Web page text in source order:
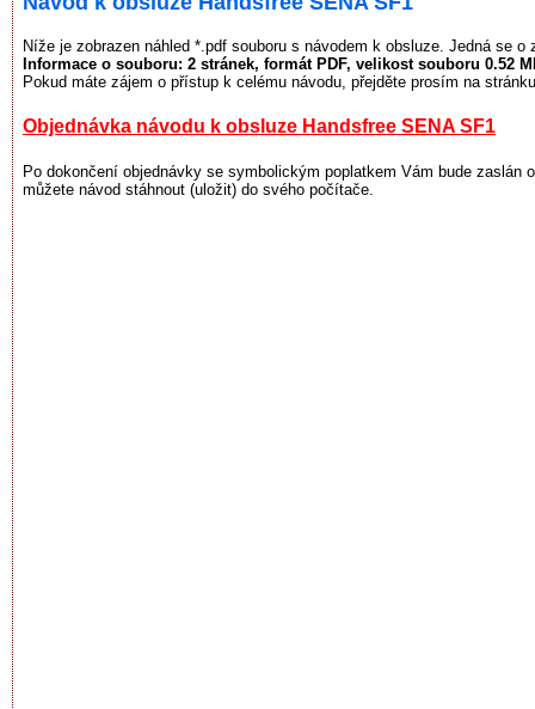
Níže je zobrazen náhled *.pdf souboru s návodem k obsluze. Jedná se o
Informace o souboru: 2 stránek, formát PDF, velikost souboru 0.52
Pokud máte zájem o přístup k celému návodu, přejděte prosím na
Objednávka návodu k obsluze Handsfree SENA SF1
Po dokončení objednávky se symbolickým poplatkem Vám bude zaslán
můžete návod stáhnout (uložit) do svého počítače.